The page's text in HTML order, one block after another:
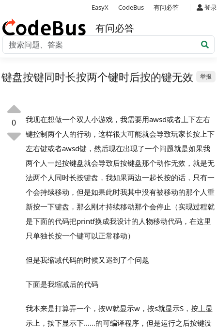
EasyX CodeBus 有问必答 登录
有问必答
举报
键盘按键同时长按两个键时后按的键无效
0
我现在想做一个双人小游戏，我需要用awsd或者上下左右
键控制两个人的行动，这样很大可能就会导致玩家长按上下
左右键或者awsd键，然后现在出现了一个问题就是如果我
两个人一起按键盘就会导致后按键盘那个动作无效，就是无
法两个人同时长按键盘，我如果两边一起长按的话，只有一
个会持续移动，但是如果此时我其中没有被移动的那个人重
新按一下键盘，那么刚才持续移动那个会停止（实现过程就
是下面的代码把printf换成我设计的人物移动代码，在这里
只单独长按一个键可以正常移动）
但是我缩减代码的时候又遇到了个问题
下面是我缩减后的代码
我本来是打算弄一个，按W就显示w，按s就显示S，按上显
示上，按下显示下……的可编译程序，但是运行之后按键没